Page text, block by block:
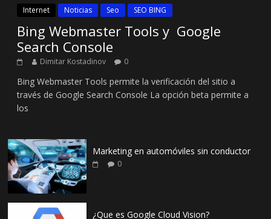
Internet Noticias Seo SEO BING
Bing Webmaster Tools y Google
Search Console
Dimitar Kostadinov 0
Bing Webmaster Tools permite la verificación del sitio a
través de Google Search Console La opción beta permite a
los
Marketing en automóviles sin conductor
0
¿Que es Google Cloud Vision?